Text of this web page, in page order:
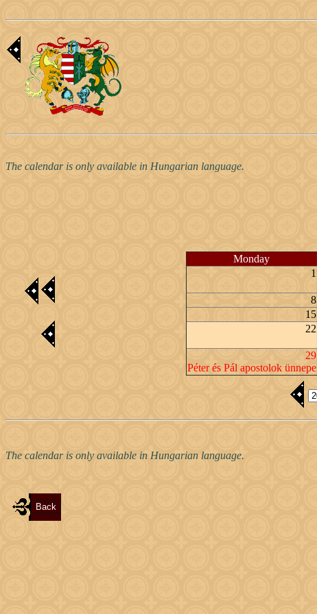
The calendar is only available in Hungarian language.
Monday
1
8
15
22
29
Péter és Pál apostolok ünnepe
The calendar is only available in Hungarian language.